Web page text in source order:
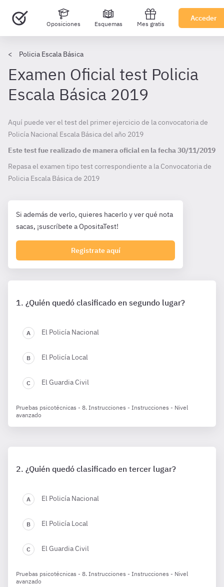
Oposiciones Esquemas Mes gratis
Acceder
Policia Escala Básica
Examen Oficial test Policia
Escala Básica 2019
Aquí puede ver el test del primer ejercicio de la convocatoria de
Policía Nacional Escala Básica del año 2019
Este test fue realizado de manera oficial en la fecha30/11/2019
Repasa el examen tipo test correspondiente a la Convocatoria de
Policia Escala Básica de 2019
Si además de verlo, quieres hacerlo y ver qué nota
sacas, ¡suscríbete a OpositaTest!
Registrate aquí
¿Quién quedó clasificado en segundo lugar?
El Policía Nacional
El Policía Local
El Guardia Civil
Pruebas psicotécnicas - 8. Instrucciones - Instrucciones - Nivel
avanzado
¿Quién quedó clasificado en tercer lugar?
El Policía Nacional
El Policía Local
El Guardia Civil
Pruebas psicotécnicas - 8. Instrucciones - Instrucciones - Nivel
avanzado